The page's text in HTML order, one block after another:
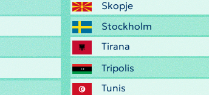
Skopje
Stockholm
Tirana
Tripolis
Tunis